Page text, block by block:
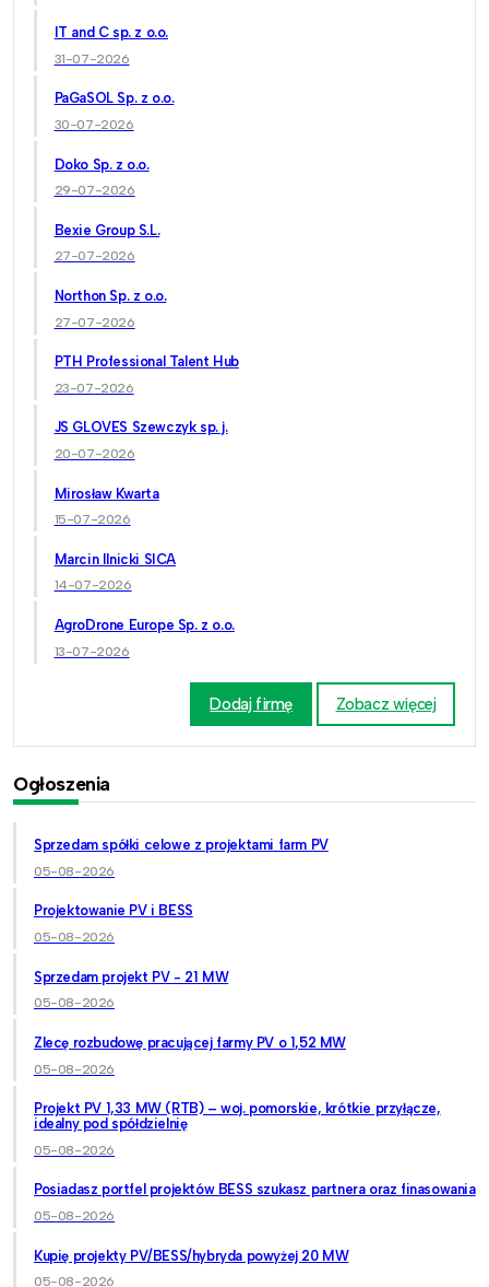
IT and C sp. z o.o.
31-07-2026
PaGaSOL Sp. z o.o.
30-07-2026
Doko Sp. z o.o.
29-07-2026
Bexie Group S.L.
27-07-2026
Northon Sp. z o.o.
27-07-2026
PTH Professional Talent Hub
23-07-2026
JS GLOVES Szewczyk sp. j.
20-07-2026
Mirosław Kwarta
15-07-2026
Marcin Ilnicki SICA
14-07-2026
AgroDrone Europe Sp. z o.o.
13-07-2026
Dodaj firmę Zobacz więcej
Ogłoszenia
Sprzedam spółki celowe z projektami farm PV
05-08-2026
Projektowanie PV i BESS
05-08-2026
Sprzedam projekt PV - 21 MW
05-08-2026
Zlecę rozbudowę pracującej farmy PV o 1,52 MW
05-08-2026
Projekt PV 1,33 MW (RTB) – woj. pomorskie, krótkie przyłącze,
idealny pod spółdzielnię
05-08-2026
Posiadasz portfel projektów BESS szukasz partnera oraz finasowania
05-08-2026
Kupię projekty PV/BESS/hybryda powyżej 20 MW
05-08-2026